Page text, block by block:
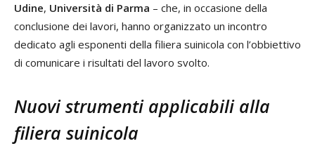
Udine, Università di Parma – che, in occasione della
conclusione dei lavori, hanno organizzato un incontro
dedicato agli esponenti della filiera suinicola con l’obbiettivo
di comunicare i risultati del lavoro svolto.
Nuovi strumenti applicabili alla
filiera suinicola